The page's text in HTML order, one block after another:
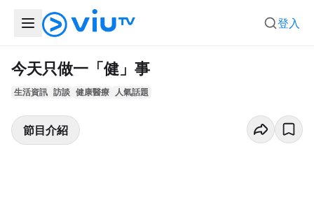
登入
今天只做一「健」事
生活資訊 訪談 健康醫療 人氣話題
節目介紹